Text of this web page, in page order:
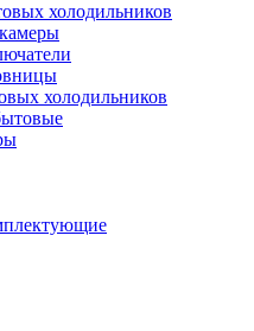
холодильников
холодильников